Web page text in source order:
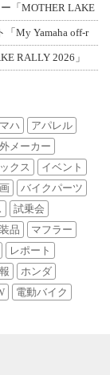
「MOTHER LAKE
「My Yamaha off-r
RALLY 2026」
ハ
アパレル
メーカー
クス
イベント
バイクパーツ
試乗会
品
マフラー
レポート
ホンダ
電動バイク